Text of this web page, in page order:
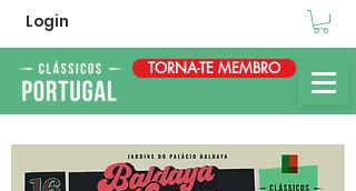
Login
TORNA-TE MEMBRO